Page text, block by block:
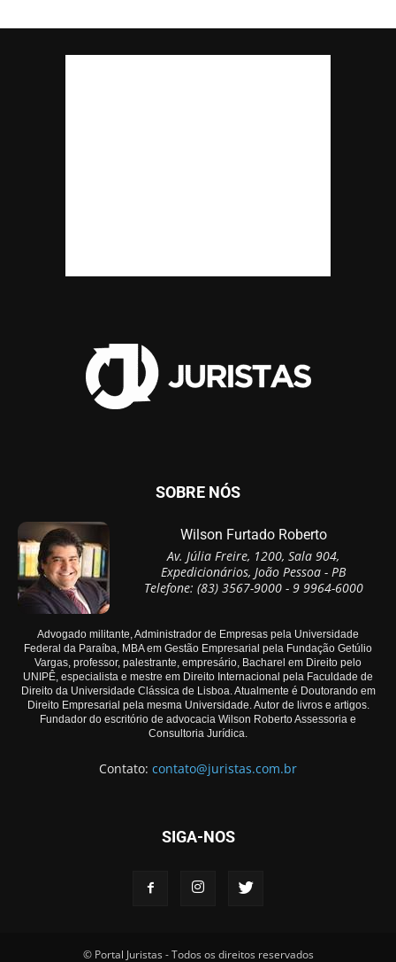
SOBRE NÓS
Wilson Furtado Roberto
Av. Júlia Freire, 1200, Sala 904,
Expedicionários, João Pessoa - PB
Telefone: (83) 3567-9000 - 9 9964-6000
Advogado militante, Administrador de Empresas pela Universidade
Federal da Paraíba, MBA em Gestão Empresarial pela Fundação Getúlio
Vargas, professor, palestrante, empresário, Bacharel em Direito pelo
UNIPÊ, especialista e mestre em Direito Internacional pela Faculdade de
Direito da Universidade Clássica de Lisboa. Atualmente é Doutorando em
Direito Empresarial pela mesma Universidade. Autor de livros e artigos.
Fundador do escritório de advocacia Wilson Roberto Assessoria e
Consultoria Jurídica.
Contato: contato@juristas.com.br
SIGA-NOS
© Portal Juristas - Todos os direitos reservados